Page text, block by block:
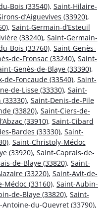
Bois (33540), Saint-Hilaire-
d’Aiguevives (33920),
, Saint-Germain-d’Esteuil
(33240), Saint-Germain-
Bois (33760), Saint-Genès-
de-Fronsac (33240), Saint-
Genès-de-Blaye (33390),
de-Foncaude (33540), Saint-
de-Lisse (33330), Saint-
, Saint-Denis-de-Pile
(33820), Saint-Ciers-de-
(33910), Saint-Cibard
Bardes (33330), Saint-
, Saint-Christoly-Médoc
(33920), Saint-Caprais-de-
de-Blaye (33820), Saint-
(33220), Saint-Avit-de-
Médoc (33160), Saint-Aubin-
de-Blaye (33820), Saint-
Antoine-du-Queyret (33790),